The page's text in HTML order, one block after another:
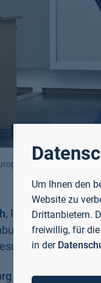
Kreisverbands
, Präsidentin der
eröffneten
Rainer Homann
Um Ihnen den
Website zu
Drittanbietern.
freiwillig, für
in der